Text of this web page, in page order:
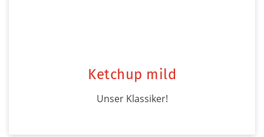
Ketchup mild
Unser Klassiker!